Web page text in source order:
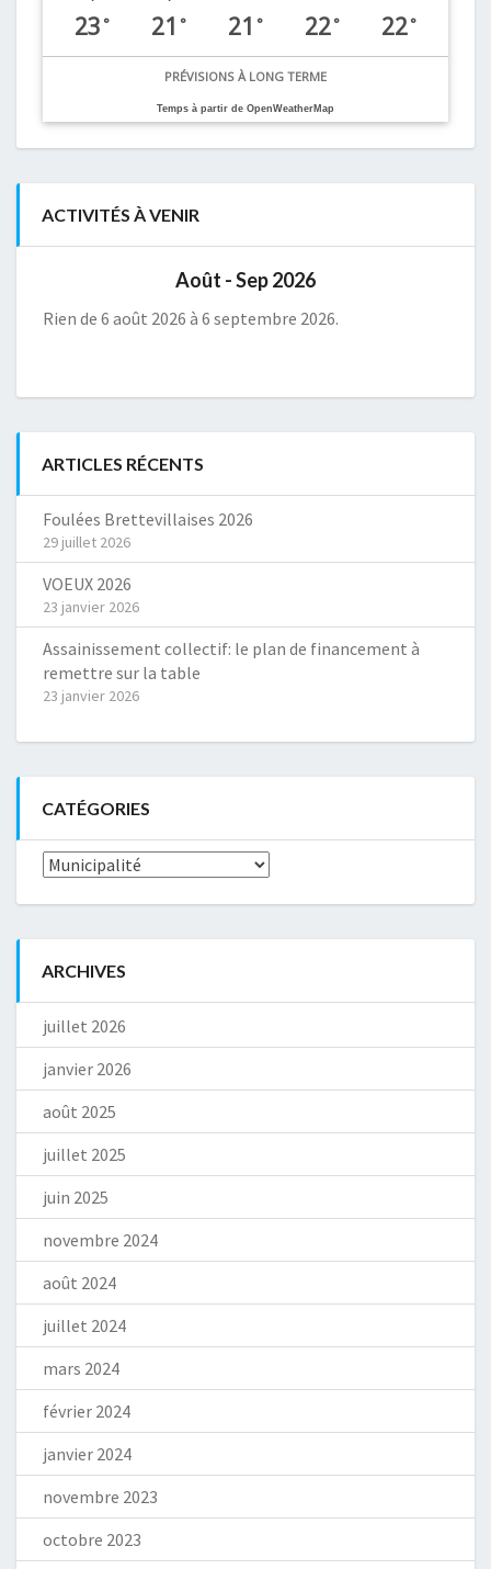
23 ° 21 ° 21 ° 22° 22°
PRÉVISIONS À LONG TERME
Temps à partir de OpenWeatherMap
ACTIVITÉS À VENIR
Août - Sep 2026
Rien de 6 août 2026 à 6 septembre 2026.
ARTICLES RÉCENTS
Foulées Brettevillaises 2026
29 juillet 2026
VOEUX 2026
23 janvier 2026
Assainissement collectif: le plan de financement à
remettre sur la table
23 janvier 2026
CATÉGORIES
Catégories
ARCHIVES
juillet 2026
janvier 2026
août 2025
juillet 2025
juin 2025
novembre 2024
août 2024
juillet 2024
mars 2024
février 2024
janvier 2024
novembre 2023
octobre 2023